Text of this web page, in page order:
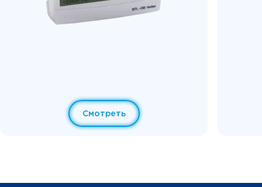
Смотреть